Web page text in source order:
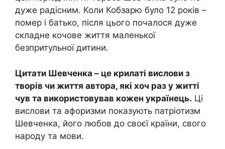
дуже радісним. Коли Кобзарю було 12 років –
помер і батько, після цього почалося дуже
складне кочове життя маленької
безпритульної дитини.
Цитати Шевченка – це крилаті вислови з
творів чи життя автора, які хоч раз у житті
чув та використовував кожен українець. Ці
вислови та афоризми показують патріотизм
Шевченка, його любов до своєї країни, свого
народу та мови.